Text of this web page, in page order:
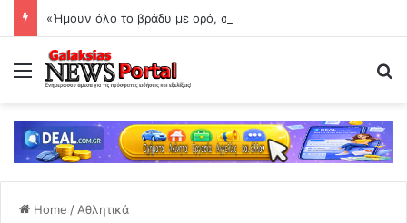
«Ήμουν όλο το βράδυ με ορό, σέρνομαι»
Menu
Home / Αθλητικά